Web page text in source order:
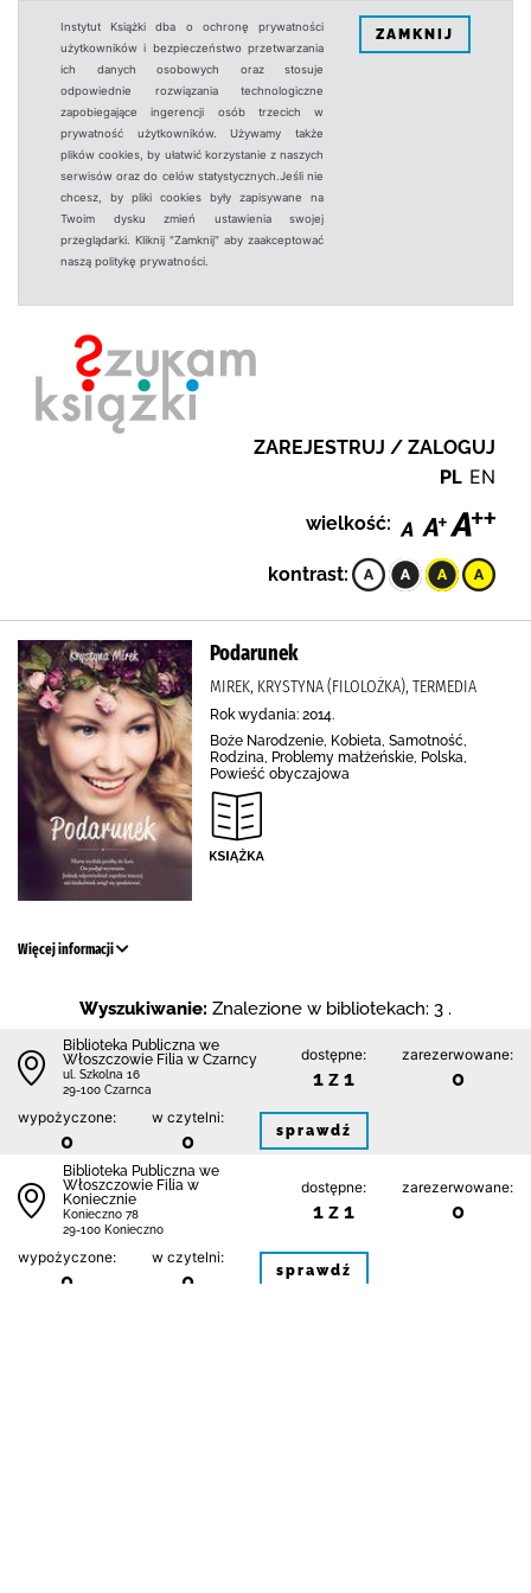
Instytut Książki dba o ochronę prywatności
użytkowników i bezpieczeństwo przetwarzania
ich danych osobowych oraz stosuje
odpowiednie rozwiązania technologiczne
zapobiegające ingerencji osób trzecich w
prywatność użytkowników. Używamy także
plików cookies, by ułatwić korzystanie z naszych
serwisów oraz do celów statystycznych.Jeśli nie
chcesz, by pliki cookies były zapisywane na
Twoim dysku zmień ustawienia swojej
przeglądarki. Kliknij "Zamknij" aby zaakceptować
naszą politykę prywatności.
ZAMKNIJ
ZAREJESTRUJ / ZALOGUJ
PL EN
wielkość:
kontrast:
Podarunek
MIREK, KRYSTYNA (FILOLOŻKA), TERMEDIA
Rok wydania: 2014.
Boże Narodzenie, Kobieta, Samotność,
Rodzina, Problemy małżeńskie, Polska,
Powieść obyczajowa
Więcej informacji
Wyszukiwanie: Znalezione w bibliotekach: 3 .
Biblioteka Publiczna we
Włoszczowie Filia w Czarncy
ul. Szkolna 16
29-100 Czarnca
dostępne:
1 z 1
zarezerwowane:
0
wypożyczone:
0
w czytelni:
0 sprawdź
Biblioteka Publiczna we
Włoszczowie Filia w
Koniecznie
Konieczno 78
29-100 Konieczno
dostępne:
1 z 1
zarezerwowane:
0
wypożyczone:
0
w czytelni:
0 sprawdź